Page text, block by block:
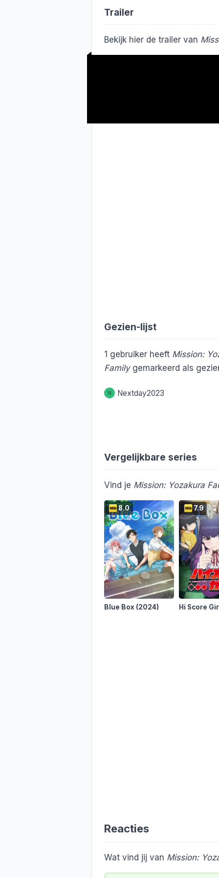
Trailer
Bekijk hier de trailer van
Gezien-lijst
1 gebruiker heeft Mission:
Familygemarkeerd als
N Nextday2023
Vergelijkbare series
Vind je Mission: Yozakura
8.0
Blue Box (2024)
7.9
Hi Score
Reacties
Wat vind jij van Mission: